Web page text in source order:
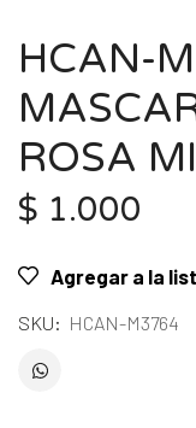
HCAN-
ROSA
$ 1.000
Agregar a la
SKU: HCAN-M3764